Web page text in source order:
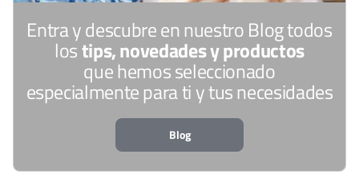
Entra y descubre en nuestro Blog todos
lostips, novedades y productos
que hemos seleccionado
especialmente para ti y tus necesidades
Blog